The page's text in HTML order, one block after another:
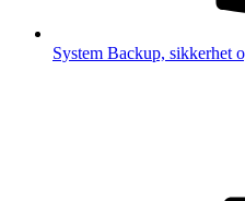
System Backup, sikkerhet